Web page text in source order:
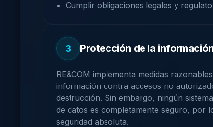
Cumplir obligaciones legales y
3 Protección de la información
RE&COM implementa medidas
información contra accesos no
destrucción. Sin embargo, ningún
de datos es completamente seguro, por
seguridad absoluta.